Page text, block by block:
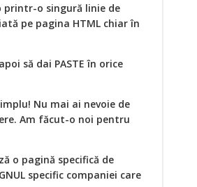
printr-o singură linie de
pe pagina HTML chiar în
să dai PASTE în orice
Nu mai ai nevoie de
Am făcut-o noi pentru
o pagină specifică de
specific companiei care